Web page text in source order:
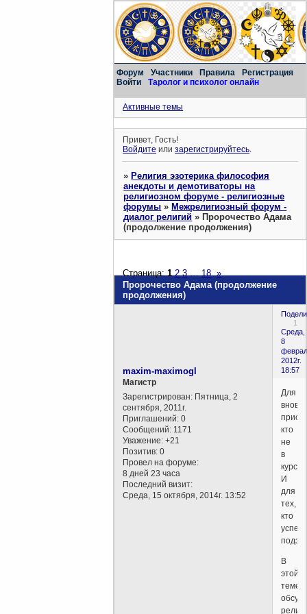
Форум Участники Правила
Регистрация
Войти
Таролог и психолог онлайн
Активные темы
Привет, Гость!
Войдите илизарегистрируйтесь.
»Религия эзотерика философия
анекдоты и демотиваторы на
религиозном форуме - религиозные
форумы »Межрелигиозный форум -
диалог религий »Пророчество Адама
(продолжение продолжения)
Пророчество Адама (продолжение
продолжения)
Страница:1 2 3 … 18 »
1
Среда,
8
2012г.
18:57
maxim-maximogl
Магистр
Зарегистрирован: Пятница, 2
сентября, 2011г.
Приглашений: 0
Сообщений: 1171
Уважение: +21
Позитив: 0
Провел на форуме:
8 дней 23 часа
Последний визит:
Среда, 15 октября, 2014г. 13:52
Для
вновь
кто
не
в
И
для
тех,
кто
успел
В
этой
теме